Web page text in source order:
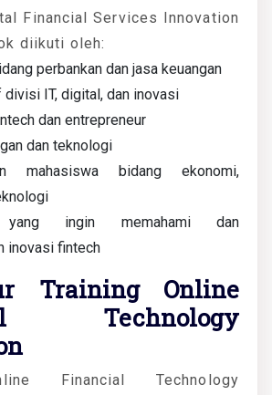
Financial Services Innovation
diikuti oleh:
perbankan dan jasa keuangan
divisi IT, digital, dan inovasi
dan entrepreneur
dan teknologi
mahasiswa bidang ekonomi,
ingin memahami dan
inovasi fintech
Training Online
Technology
Financial Technology